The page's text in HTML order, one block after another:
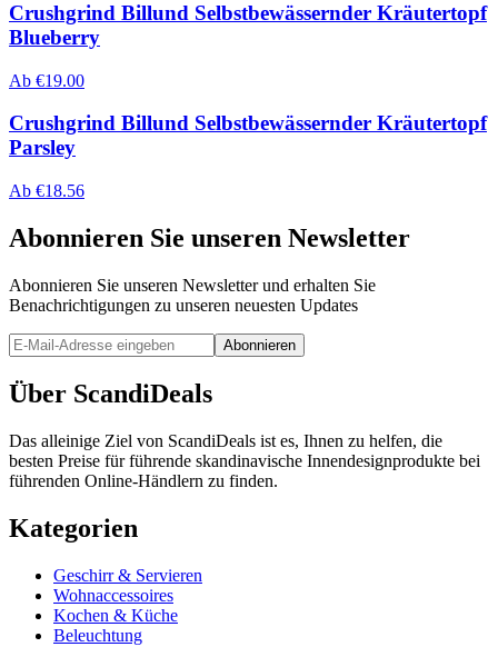
Crushgrind Billund Selbstbewässernder Kräutertopf
Blueberry
Ab €19.00
Crushgrind Billund Selbstbewässernder Kräutertopf
Parsley
Ab €18.56
Abonnieren Sie unseren Newsletter
Abonnieren Sie unseren Newsletter und erhalten Sie
Benachrichtigungen zu unseren neuesten Updates
Abonnieren
Über ScandiDeals
Das alleinige Ziel von ScandiDeals ist es, Ihnen zu helfen, die
besten Preise für führende skandinavische Innendesignprodukte bei
führenden Online-Händlern zu finden.
Kategorien
Geschirr & Servieren
Wohnaccessoires
Kochen & Küche
Beleuchtung